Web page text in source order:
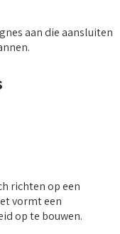
aan die aansluiten
richten op een
vormt een
op te bouwen.